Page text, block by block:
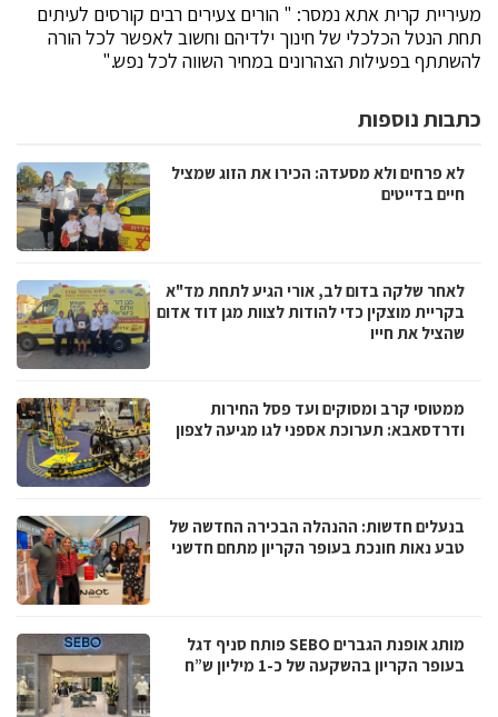
מעיריית קרית אתא נמסר: " הורים צעירים רבים קורסים לעיתים
תחת הנטל הכלכלי של חינוך ילדיהם וחשוב לאפשר לכל הורה
להשתתף בפעילות הצהרונים במחיר השווה לכל נפש."
כתבות נוספות
לא פרחים ולא מסעדה: הכירו את הזוג שמציל
חיים בדייטים
לאחר שלקה בדום לב, אורי הגיע לתחת מד"א
בקריית מוצקין כדי להודות לצוות מגן דוד אדום
שהציל את חייו
ממטוסי קרב ומסוקים ועד פסל החירות
ודרדסאבא: תערוכת אספני לגו מגיעה לצפון
בנעלים חדשות: ההנהלה הבכירה החדשה של
טבע נאות חונכת בעופר הקריון מתחם חדשני
מותג אופנת הגברים SEBO פותח סניף דגל
בעופר הקריון בהשקעה של כ-1 מיליון ש”ח